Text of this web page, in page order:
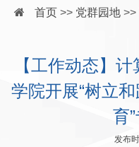
首页 >> 党群园地 >>
【工作动态】
学院开展“树立
育
发布